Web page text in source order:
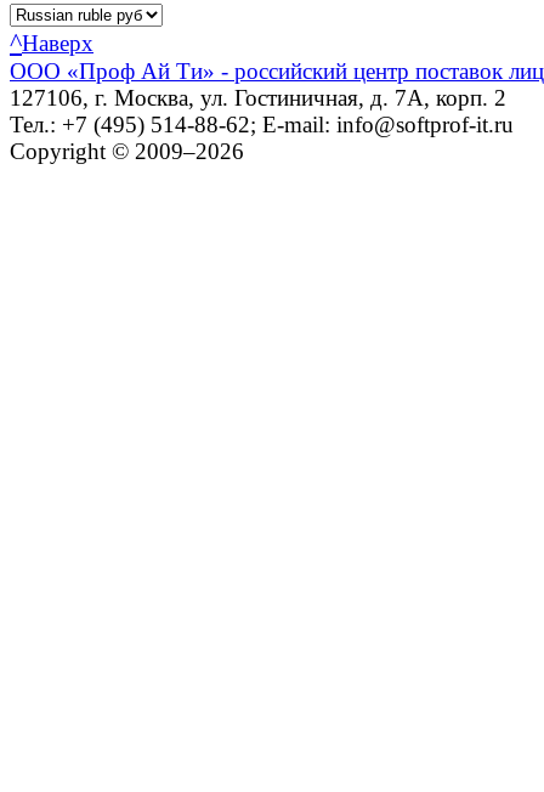
^Наверх
ООО «Проф Ай Ти» - российский центр поставок
127106, г. Москва, ул. Гостиничная, д. 7А, корп. 2
Тел.: +7 (495) 514-88-62; E-mail: info@softprof-it.ru
Copyright © 2009–2026